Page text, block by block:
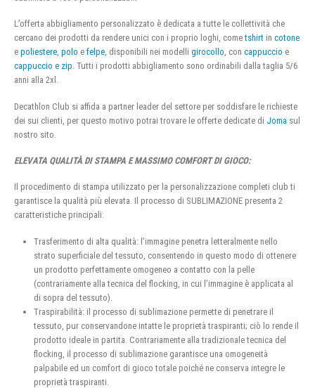
L’offerta abbigliamento personalizzato è dedicata a tutte le collettività che
cercano dei prodotti da rendere unici con i proprio loghi, cometshirt in cotone
e poliestere, polo e felpe, disponibili nei modelli girocollo, con cappuccio e
cappuccio e zip. Tutti i prodotti abbigliamento sono ordinabili dalla taglia 5/6
anni alla 2xl.
Decathlon Club si affida a partner leader del settore per soddisfare le richieste
dei sui clienti, per questo motivo potrai trovare le offerte dedicate di Joma sul
nostro sito.
ELEVATA QUALITÀ DI STAMPA E MASSIMO COMFORT DI GIOCO:
Il procedimento di stampa utilizzato per la personalizzazione completi club ti
garantisce la qualità più elevata. Il processo di SUBLIMAZIONE presenta 2
caratteristiche principali:
Trasferimento di alta qualità: l’immagine penetra letteralmente nello
strato superficiale del tessuto, consentendo in questo modo di ottenere
un prodotto perfettamente omogeneo a contatto con la pelle
(contrariamente alla tecnica del flocking, in cui l’immagine è applicata al
di sopra del tessuto).
Traspirabilità: il processo di sublimazione permette di penetrare il
tessuto, pur conservandone intatte le proprietà traspiranti; ciò lo rende il
prodotto ideale in partita. Contrariamente alla tradizionale tecnica del
flocking, il processo di sublimazione garantisce una omogeneità
palpabile ed un comfort di gioco totale poiché ne conserva integre le
proprietà traspiranti.